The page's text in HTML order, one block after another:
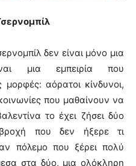
δεν είναι μόνο μια
μια εμπειρία που
αόρατοι κίνδυνοι,
που μαθαίνουν να
το έχει ζήσει δύο
που δεν ήξερε τι
πόλεμο που ξέρει πολύ
στα δύο, μια ολόκληρη